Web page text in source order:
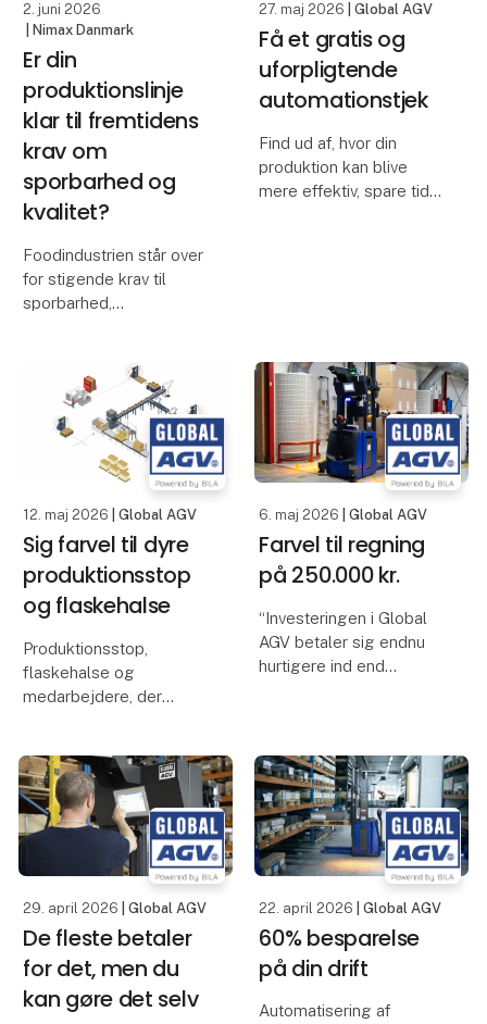
findes der?"
Måske er spørgsmålet
2. juni 2026
| Nimax Danmark
Er din
produktionslinje
klar til fremtidens
krav om
sporbarhed og
kvalitet?
Foodindustrien står over
for stigende krav til
sporbarhed,
skal produktionen være
effektiv, fleksibel og
driftssikker.
På FoodTech 2026 viser
27. maj 2026 | Global AGV
Få et gratis og
uforpligtende
automationstjek
Find ud af, hvor din
produktion kan blive
mere effektiv, spare tid
kan sk
12. maj 2026 | Global AGV
Sig farvel til dyre
produktionsstop
og flaskehalse
Produktionsstop,
flaskehalse og
medarbejdere, der
produktionsvirksomheder.
Du kan løse det med en
Global AGV. En simpel
og intutitiv stand-alone
6. maj 2026 | Global AGV
Farvel til regning
på 250.000 kr.
“Investeringen i Global
AGV betaler sig endnu
hurtigere ind end
automation kræver lang
indkøring, forstyrrer
driften og først giver
værdi langt ude i
fremtiden? Det gør det
29. april 2026 | Global AGV
De fleste betaler
for det, men du
kan gøre det selv
22. april 2026 | Global AGV
60% besparelse
på din drift
Automatisering af